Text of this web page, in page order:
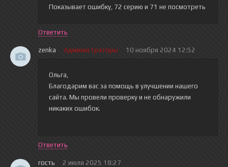
Показывает ошибку, 72 серию и 71 не посмотреть
Ответить
zenka Администраторы 10 ноября 2024 12:52
Ольга,
Благодарим вас за помощь в улучшении нашего
сайта. Мы провели проверку и не обнаружили
никаких ошибок.
Ответить
гость 2 июля 2025 18:27